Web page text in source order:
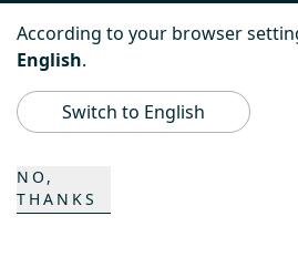
PowerBully
BeachTech
K COMPOSITES
According to your browser
English.
NO,
THANKS
Switch to English